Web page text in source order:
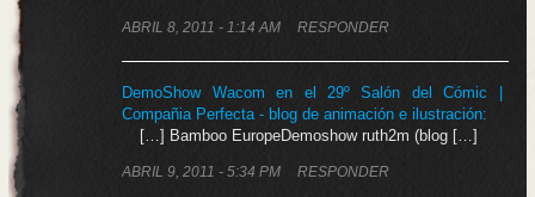
ABRIL 8, 2011 - 1:14 AM RESPONDER
DemoShow Wacom en el 29º Salón del Cómic |
Compañia Perfecta - blog de animación e ilustración:
[…] Bamboo EuropeDemoshow ruth2m (blog […]
ABRIL 9, 2011 - 5:34 PM RESPONDER